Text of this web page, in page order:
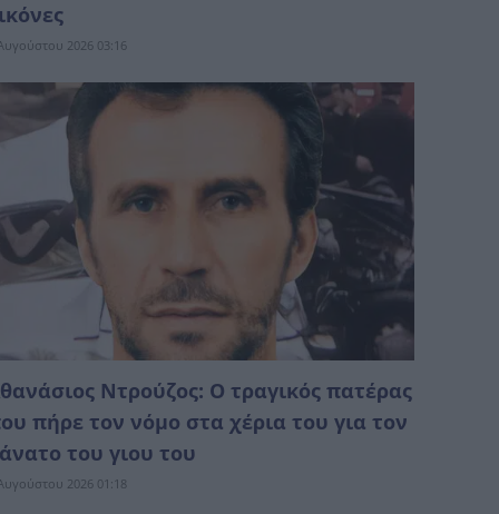
2026 03:16
Ντρούζος: Ο τραγικός πατέρας
πήρε τον νόμο στα χέρια του για τον
του γιου του
2026 01:18